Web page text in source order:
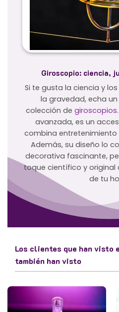
Giroscopio: ciencia,
Si te gusta la ciencia y
la gravedad, echa
colección de giroscopios
avanzada, es un
combina
Además, su diseño lo
decorativa fascinante,
toque científico y original
de tu
Los clientes que han visto
también han visto